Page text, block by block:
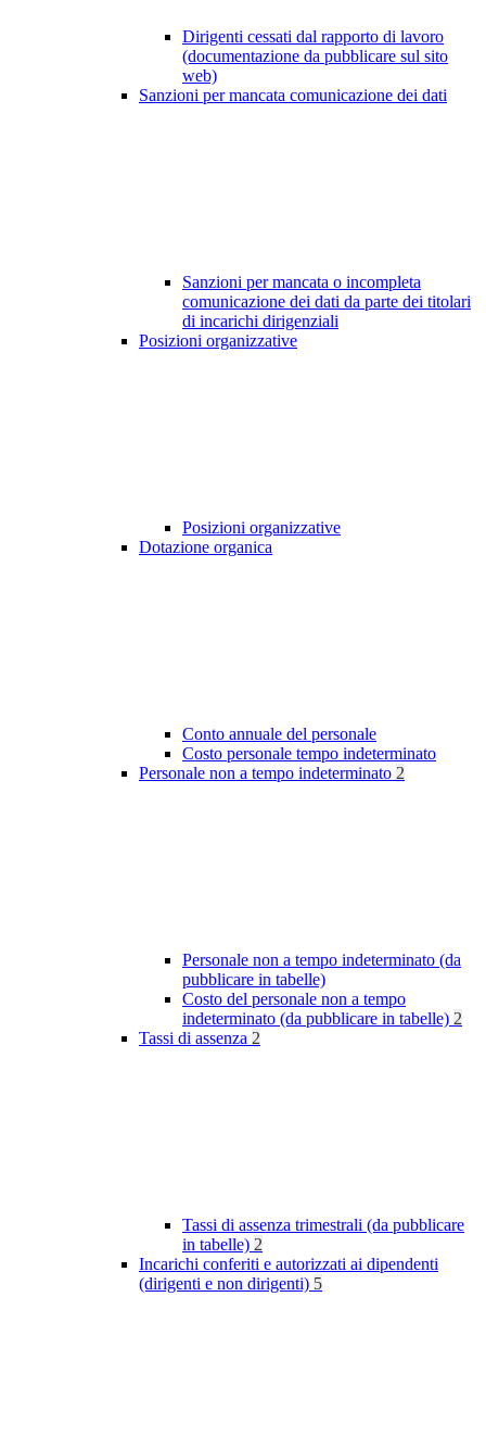
Dirigenti cessati dal rapporto di lavoro
(documentazione da pubblicare sul sito
web)
Sanzioni per mancata comunicazione dei dati
Sanzioni per mancata o incompleta
comunicazione dei dati da parte dei titolari
di incarichi dirigenziali
Posizioni organizzative
Posizioni organizzative
Dotazione organica
Conto annuale del personale
Costo personale tempo indeterminato
Personale non a tempo indeterminato 2
Personale non a tempo indeterminato (da
pubblicare in tabelle)
Costo del personale non a tempo
indeterminato (da pubblicare in tabelle) 2
Tassi di assenza 2
Tassi di assenza trimestrali (da pubblicare
in tabelle) 2
Incarichi conferiti e autorizzati ai dipendenti
(dirigenti e non dirigenti) 5